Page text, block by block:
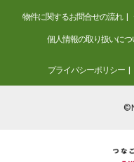
物件に関するお問合せの流れ
個人情報の取り扱いにつ
プライバシーポリシー